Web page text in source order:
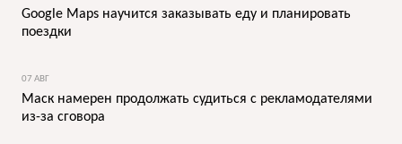
Google Maps научится заказывать еду и планировать
поездки
07 АВГ
Маск намерен продолжать судиться с рекламодателями
из-за сговора